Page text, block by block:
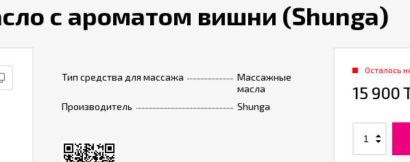
с ароматом вишни (Shunga)
Тип средства для массажа
Массажные
масла
Производитель
Shunga
Осталось
15 900